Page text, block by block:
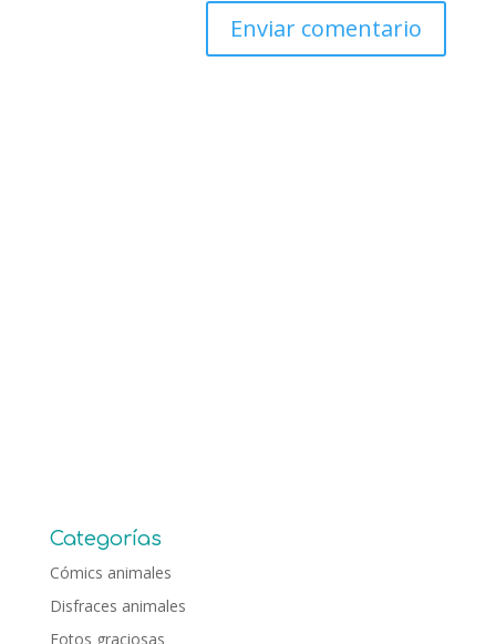
Categorías
Cómics animales
Disfraces animales
Fotos graciosas